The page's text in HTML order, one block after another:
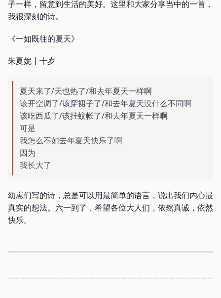
子一样，留意到生活的美好。这里和大家分享当中的一首，
我很深刻的诗。
《一如既往的夏天》
朱夏妮丨十岁
夏天来了/天也热了/和去年夏天一样啊
该开空调了/该穿裙子了/和去年夏天没什么不同啊
该吃西瓜了/该挂蚊帐了/和去年夏天一样啊
可是
我怎么不如去年夏天快乐了啊
因为
我长大了
幼崽们写的诗，总是可以用最简单的语言，说出我们内心最
真实的想法。六一到了，希望各位大人们，依然真诚，依然
快乐。